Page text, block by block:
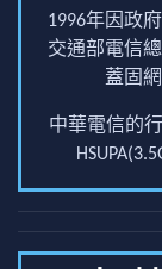
1996年因政
交通部電信
蓋固
中華電信的行